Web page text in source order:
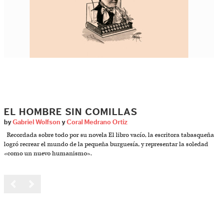
EL HOMBRE SIN COMILLAS
by Gabriel Wolfson y Coral Medrano Ortiz
Recordada sobre todo por su novela El libro vacío, la escritora tabasqueña
logró recrear el mundo de la pequeña burguesía, y representar la soledad
«como un nuevo humanismo».